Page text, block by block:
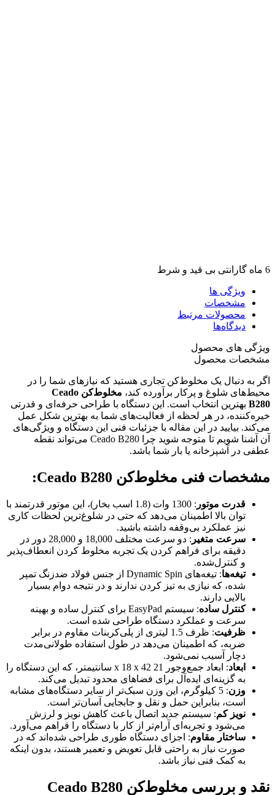
6 ماه گارانتی بی قید و شرط
ویژگی ها
مشخصات
محصولات مرتبط
دیدگاه‌ها
ویژگی های محصول
مشخصات محصول
اگر به دنبال یک مخلوط‌کن تجاری هستید که نیازهای شما را در
محیط‌های شلوغ و پرکار برآورده کند،
مخلوط‌کن Ceado
B280 بهترین انتخاب است. این دستگاه با طراحی حرفه‌ای و قدرتی
خیره‌کننده، در هر لحظه از فعالیت‌های شما به بهترین شکل عمل
می‌کند. بیایید در این مقاله با جزئیات فنی این دستگاه و ویژگی‌های
آن آشنا شویم تا متوجه شوید چرا Ceado B280 می‌تواند نقطه
عطفی در آشپزخانه یا بار شما باشد.
مشخصات فنی مخلوط‌کن
قدرت موتور
: 1300 وات (1.8 اسب بخار)، این موتور قدرتمند با
توان بالا اطمینان می‌دهد که حتی در شلوغ‌ترین لحظات کاری
نیز عملکرد بی‌وقفه داشته باشید.
سرعت متغیر
: دو سرعت مختلف 18,000 و 28,000 دور در
دقیقه برای فراهم کردن یک تجربه مخلوط کردن انعطاف‌پذیر
و کنترل‌شده.
تیغه‌ها
: تیغه‌های Dynamic Spin از جنس فولاد ضدزنگ تمپر
شده، که نیازی به تیز کردن ندارند و در نتیجه دوام بسیار
بالایی دارند.
کنترل ساده
: سیستم EasyPad برای کنترل ساده و بهینه
سرعت و عملکرد دستگاه طراحی شده است.
ظرفیت
: ظرف 1.5 لیتری از پلی‌کربنات مقاوم در برابر
ضربه، که اطمینان می‌دهد در طول استفاده طولانی‌مدت
دچار آسیب نمی‌شود.
ابعاد
: ابعاد جمع‌وجور 21 x 18 x 42 سانتیمتر، که این دستگاه را
به گزینه‌ای ایده‌آل برای فضاهای محدود تبدیل می‌کند.
وزن
: 5 کیلوگرم، این وزن سبک‌تر از سایر دستگاه‌های مشابه
است، بنابراین حمل و نقل و جابجایی آسان‌تر است.
نویز کم: سیستم جدید اتصال باعث کاهش نویز و لرزش
می‌شود و تجربه‌ای آرام‌تر از کار با دستگاه را فراهم می‌آورد.
ساختار مقاوم: اجزای دستگاه طوری طراحی شده‌اند که در
صورت نیاز به راحتی قابل تعویض و تعمیر هستند، بدون اینکه
به کمک فنی نیاز باشد.
نقد و بررسی مخلوط‌کن Ceado B280